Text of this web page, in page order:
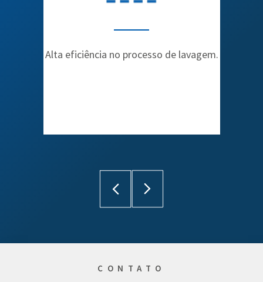
Alta eficiência no processo de lavagem.
CONTATO